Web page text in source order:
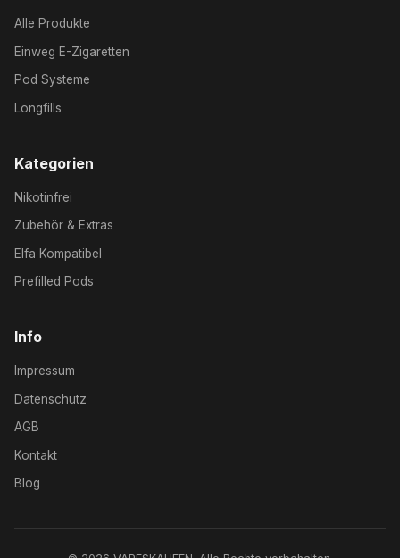
Alle Produkte
Einweg E-Zigaretten
Pod Systeme
Longfills
Kategorien
Nikotinfrei
Zubehör & Extras
Elfa Kompatibel
Prefilled Pods
Info
Impressum
Datenschutz
AGB
Kontakt
Blog